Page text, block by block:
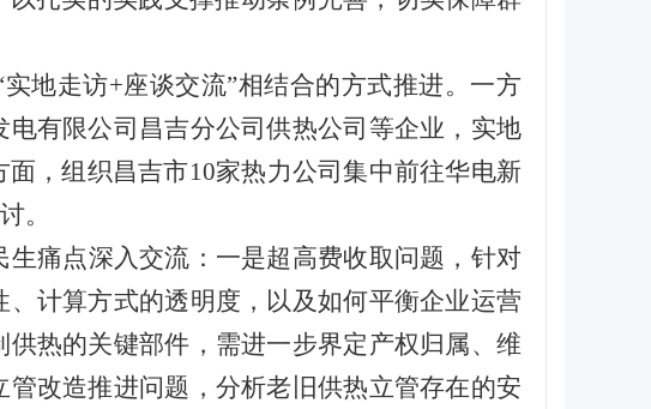
实地走访+座谈交流”相结合的方式推进。一方
有限公司昌吉分公司供热公司等企业，实地
，组织昌吉市10家热力公司集中前往华电新
。
痛点深入交流：一是超高费收取问题，针对
计算方式的透明度，以及如何平衡企业运营
热的关键部件，需进一步界定产权归属、维
改造推进问题，分析老旧供热立管存在的安